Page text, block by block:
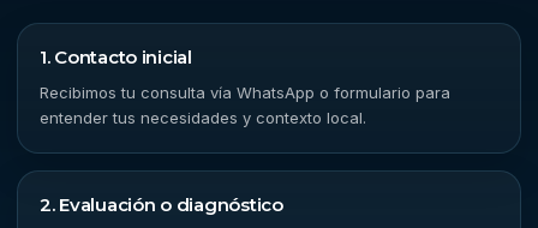
1. Contacto inicial
Recibimos tu consulta vía WhatsApp o formulario para
entender tus necesidades y contexto local.
2. Evaluación o diagnóstico